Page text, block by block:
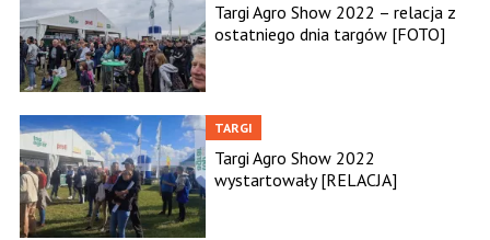
Targi Agro Show 2022 – relacja z
ostatniego dnia targów [FOTO]
TARGI
Targi Agro Show 2022
wystartowały [RELACJA]